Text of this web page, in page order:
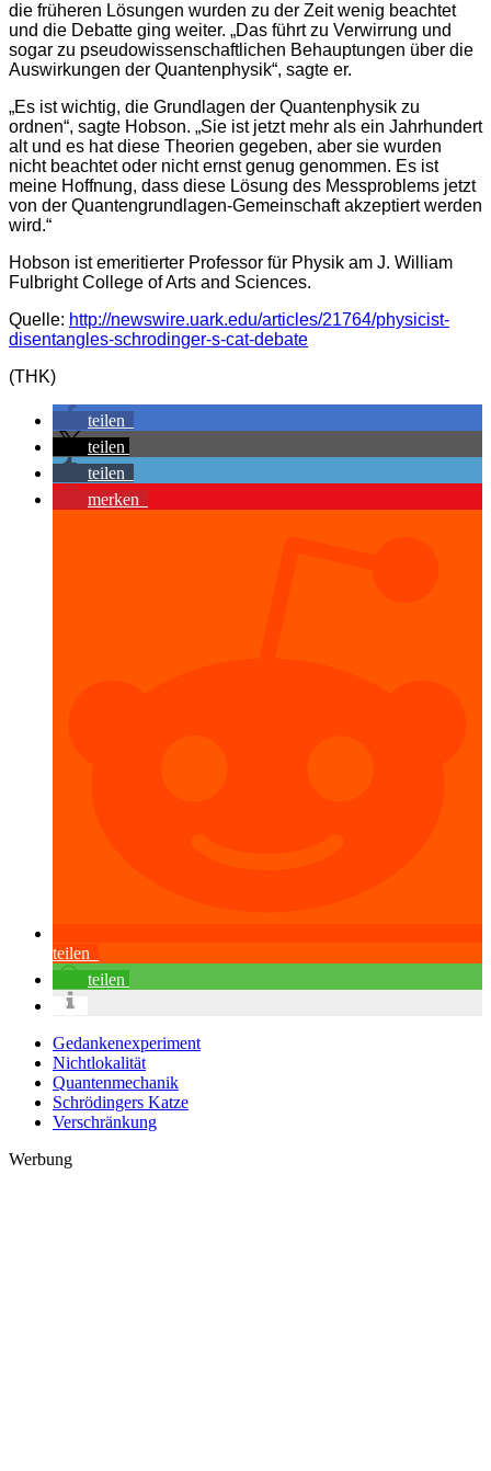
die früheren Lösungen wurden zu der Zeit wenig beachtet
und die Debatte ging weiter. „Das führt zu Verwirrung und
sogar zu pseudowissenschaftlichen Behauptungen über die
Auswirkungen der Quantenphysik“, sagte er.
„Es ist wichtig, die Grundlagen der Quantenphysik zu
ordnen“, sagte Hobson. „Sie ist jetzt mehr als ein Jahrhundert
alt und es hat diese Theorien gegeben, aber sie wurden
nicht beachtet oder nicht ernst genug genommen. Es ist
meine Hoffnung, dass diese Lösung des Messproblems jetzt
von der Quantengrundlagen-Gemeinschaft akzeptiert werden
wird.“
Hobson ist emeritierter Professor für Physik am J. William
Fulbright College of Arts and Sciences.
Quelle: http://newswire.uark.edu/articles/21764/physicist-
disentangles-schrodinger-s-cat-debate
(THK)
teilen
teilen
teilen
merken
teilen
teilen
Gedankenexperiment
Nichtlokalität
Quantenmechanik
Schrödingers Katze
Verschränkung
Werbung